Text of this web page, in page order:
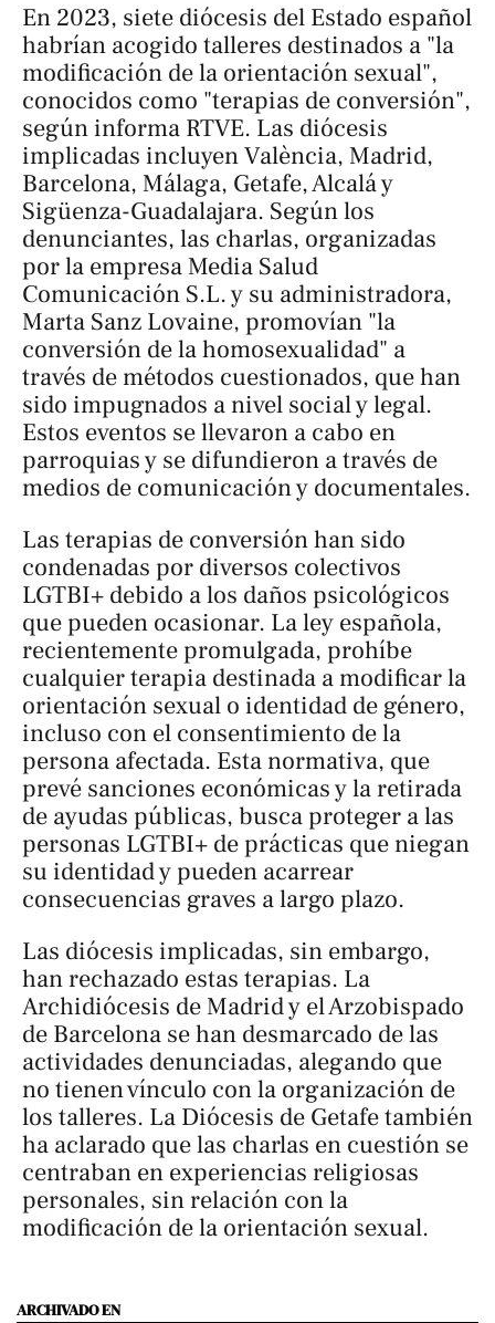
En 2023, siete diócesis del Estado español
habrían acogido talleres destinados a "la
modificación de la orientación sexual",
conocidos como "terapias de conversión",
según informa RTVE. Las diócesis
implicadas incluyen València, Madrid,
Barcelona, Málaga, Getafe, Alcalá y
Sigüenza-Guadalajara. Según los
denunciantes, las charlas, organizadas
por la empresa Media Salud
Comunicación S.L. y su administradora,
Marta Sanz Lovaine, promovían "la
conversión de la homosexualidad" a
través de métodos cuestionados, que han
sido impugnados a nivel social y legal.
Estos eventos se llevaron a cabo en
parroquias y se difundieron a través de
medios de comunicación y documentales.
Las terapias de conversión han sido
condenadas por diversos colectivos
LGTBI+ debido a los daños psicológicos
que pueden ocasionar. La ley española,
recientemente promulgada, prohíbe
cualquier terapia destinada a modificar la
orientación sexual o identidad de género,
incluso con el consentimiento de la
persona afectada. Esta normativa, que
prevé sanciones económicas y la retirada
de ayudas públicas, busca proteger a las
personas LGTBI+ de prácticas que niegan
su identidad y pueden acarrear
consecuencias graves a largo plazo.
Las diócesis implicadas, sin embargo,
han rechazado estas terapias. La
Archidiócesis de Madrid y el Arzobispado
de Barcelona se han desmarcado de las
actividades denunciadas, alegando que
no tienen vínculo con la organización de
los talleres. La Diócesis de Getafe también
ha aclarado que las charlas en cuestión se
centraban en experiencias religiosas
personales, sin relación con la
modificación de la orientación sexual.
ARCHIVADO EN